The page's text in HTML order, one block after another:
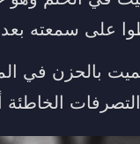
على سمعته
بالحزن في
الخاطئة